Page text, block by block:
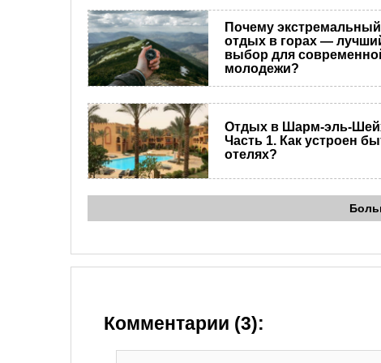
Почему экстремальный
отдых в горах —
выбор для
молодежи?
Отдых в Шарм-эль-
Часть 1. Как устроен
отелях?
Комментарии (3):